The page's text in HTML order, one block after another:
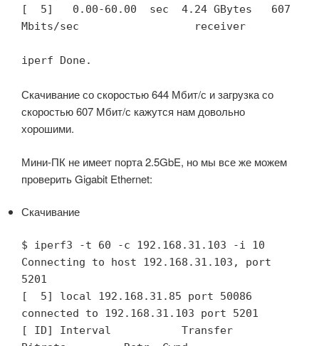
[  5]   0.00-60.00  sec  4.24 GBytes   607
Mbits/sec                  receiver
iperf Done.
Скачивание со скоростью 644 Мбит/с и загрузка со
скоростью 607 Мбит/с кажутся нам довольно
хорошими.
Мини-ПК не имеет порта 2.5GbE, но мы все же можем
проверить Gigabit Ethernet:
Скачивание
$ iperf3 -t 60 -c 192.168.31.103 -i 10
Connecting to host 192.168.31.103, port
5201
[  5] local 192.168.31.85 port 50086
connected to 192.168.31.103 port 5201
[ ID] Interval           Transfer